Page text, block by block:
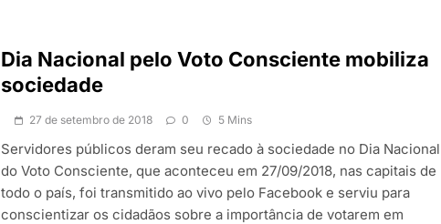
Dia Nacional pelo Voto Consciente mobiliza
sociedade
27 de setembro de 2018 0 5 Mins
Servidores públicos deram seu recado à sociedade no Dia Nacional
do Voto Consciente, que aconteceu em 27/09/2018, nas capitais de
todo o país, foi transmitido ao vivo pelo Facebook e serviu para
conscientizar os cidadãos sobre a importância de votarem em